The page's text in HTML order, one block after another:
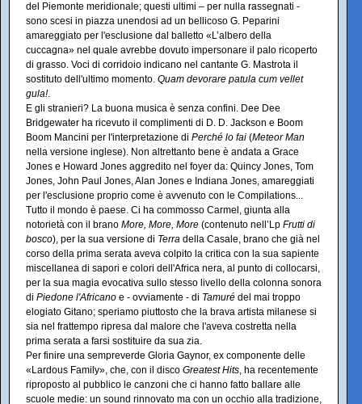
del Piemonte meridionale; questi ultimi – per nulla rassegnati -
sono scesi in piazza unendosi ad un bellicoso G. Peparini
amareggiato per l'esclusione dal balletto «L’albero della
cuccagna» nel quale avrebbe dovuto impersonare il palo ricoperto
di grasso. Voci di corridoio indicano nel cantante G. Mastrota il
sostituto dell'ultimo momento. Quam devorare patula cum vellet
gula!.
E gli stranieri? La buona musica è senza confini. Dee Dee
Bridgewater ha ricevuto il complimenti di D. D. Jackson e Boom
Boom Mancini per l'interpretazione di Perché lo fai (Meteor Man
nella versione inglese). Non altrettanto bene è andata a Grace
Jones e Howard Jones aggredito nel foyer da: Quincy Jones, Tom
Jones, John Paul Jones, Alan Jones e Indiana Jones, amareggiati
per l'esclusione proprio come è avvenuto con le Compilations...
Tutto il mondo è paese. Ci ha commosso Carmel, giunta alla
notorietà con il brano More, More, More (contenuto nell’Lp Frutti di
bosco), per la sua versione di Terra della Casale, brano che già nel
corso della prima serata aveva colpito la critica con la sua sapiente
miscellanea di sapori e colori dell'Africa nera, al punto di collocarsi,
per la sua magia evocativa sullo stesso livello della colonna sonora
di Piedone l'Africano e - ovviamente - di Tamuré del mai troppo
elogiato Gitano; speriamo piuttosto che la brava artista milanese si
sia nel frattempo ripresa dal malore che l'aveva costretta nella
prima serata a farsi sostituire da sua zia.
Per finire una sempreverde Gloria Gaynor, ex componente delle
«Lardous Family», che, con il disco Greatest Hits, ha recentemente
riproposto al pubblico le canzoni che ci hanno fatto ballare alle
scuole medie: un sound rinnovato ma con un occhio alla tradizione,